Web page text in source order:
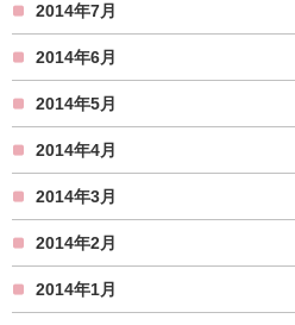
2014年7月
2014年6月
2014年5月
2014年4月
2014年3月
2014年2月
2014年1月